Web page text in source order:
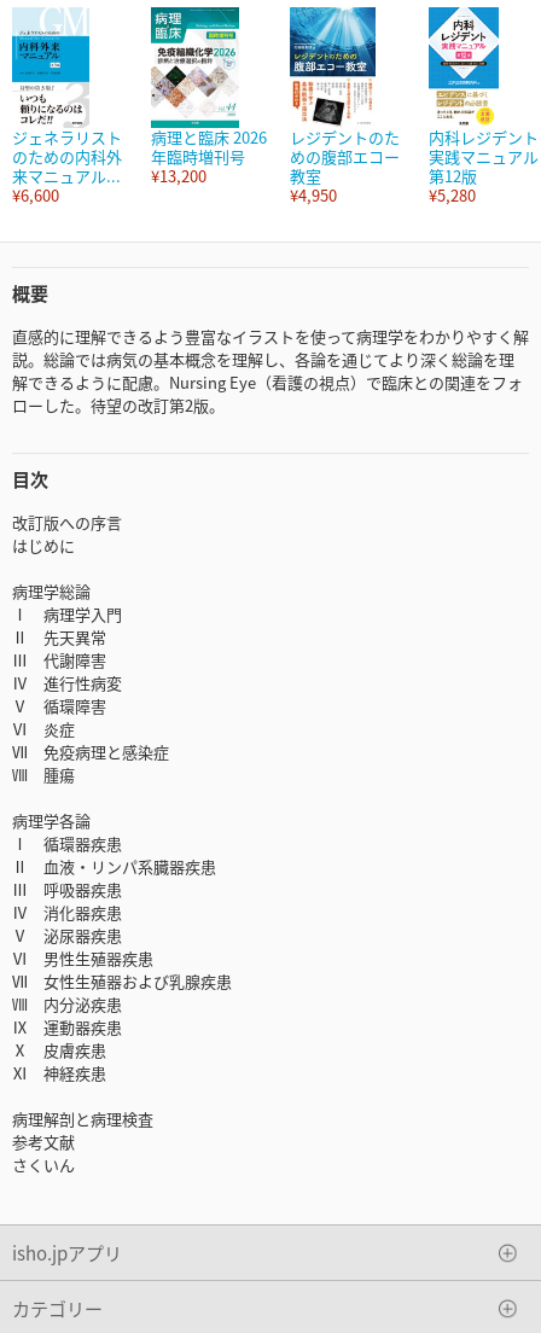
ジェネラリスト
のための内科外
来マニュアル...
¥6,600
病理と臨床 2026
年臨時増刊号
¥13,200
レジデントのた
めの腹部エコー
教室
¥4,950
内科レジデント
実践マニュアル
第12版
¥5,280
概要
直感的に理解できるよう豊富なイラストを使って病理学をわかりやすく解
説。総論では病気の基本概念を理解し、各論を通じてより深く総論を理
解できるように配慮。Nursing Eye（看護の視点）で臨床との関連をフォ
ローした。待望の改訂第2版。
目次
改訂版への序言
はじめに
病理学総論
Ⅰ 病理学入門
Ⅱ 先天異常
Ⅲ 代謝障害
Ⅳ 進行性病変
Ⅴ 循環障害
Ⅵ 炎症
Ⅶ 免疫病理と感染症
Ⅷ 腫瘍
病理学各論
Ⅰ 循環器疾患
Ⅱ 血液・リンパ系臓器疾患
Ⅲ 呼吸器疾患
Ⅳ 消化器疾患
Ⅴ 泌尿器疾患
Ⅵ 男性生殖器疾患
Ⅶ 女性生殖器および乳腺疾患
Ⅷ 内分泌疾患
Ⅸ 運動器疾患
Ⅹ 皮膚疾患
Ⅺ 神経疾患
病理解剖と病理検査
参考文献
さくいん
isho.jpアプリ
カテゴリー